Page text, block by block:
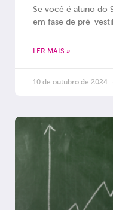
Se você é aluno do
em fase de pré-
LER MAIS »
10 de outubro de 2024